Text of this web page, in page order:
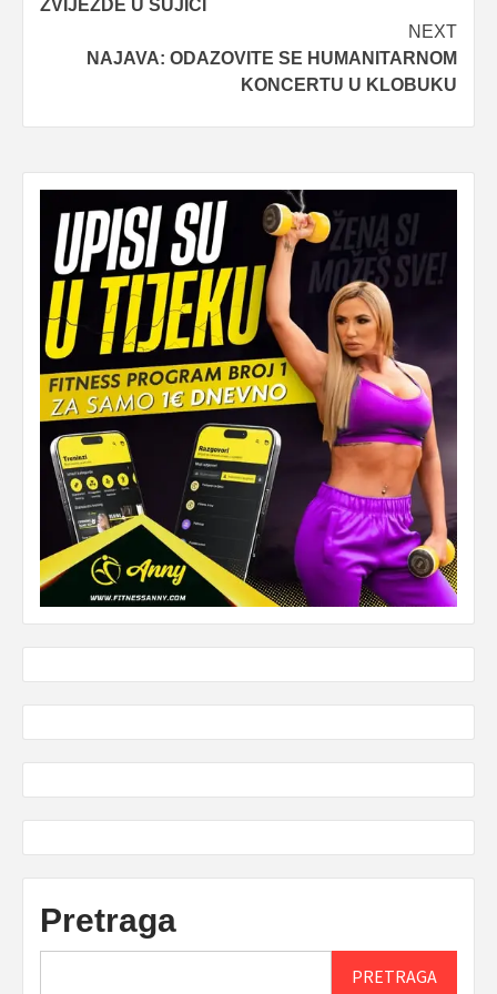
ZVIJEZDE U ŠUJICI
NEXT
NAJAVA: ODAZOVITE SE HUMANITARNOM
KONCERTU U KLOBUKU
Pretraga
PRETRAGA